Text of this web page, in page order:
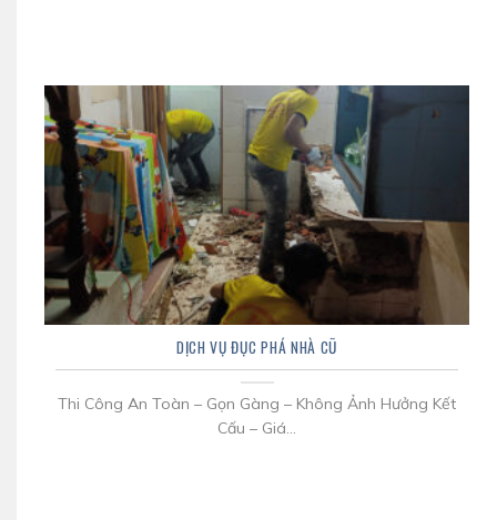
DỊCH VỤ ĐỤC PHÁ NHÀ CŨ
Thi Công An Toàn – Gọn Gàng – Không Ảnh Hưởng Kết
Cấu – Giá...